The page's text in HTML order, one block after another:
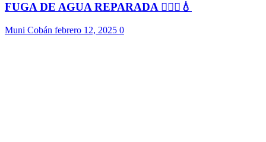
FUGA DE AGUA REPARADA 👷🏻‍♂️💧
Muni Cobán febrero 12, 2025 0